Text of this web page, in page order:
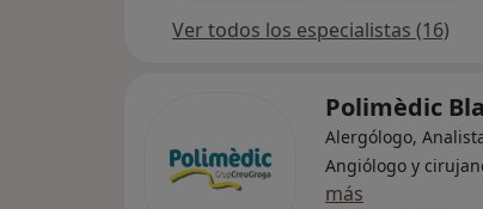
Ver todos los especialistas (16)
Polimèdic
Alergólogo,
Angiólogo y
más